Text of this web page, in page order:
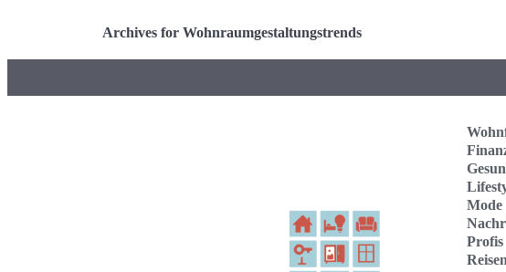
Archives for Wohnraumgestaltungstrends
Mode
Profis
Reisen